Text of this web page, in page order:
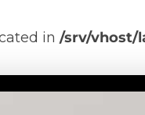
in /srv/vhost/